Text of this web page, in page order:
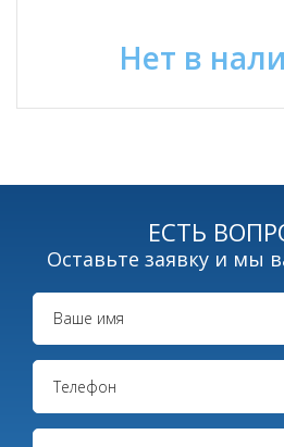
Нет в
ЕСТЬ
Оставьте заявку и мы